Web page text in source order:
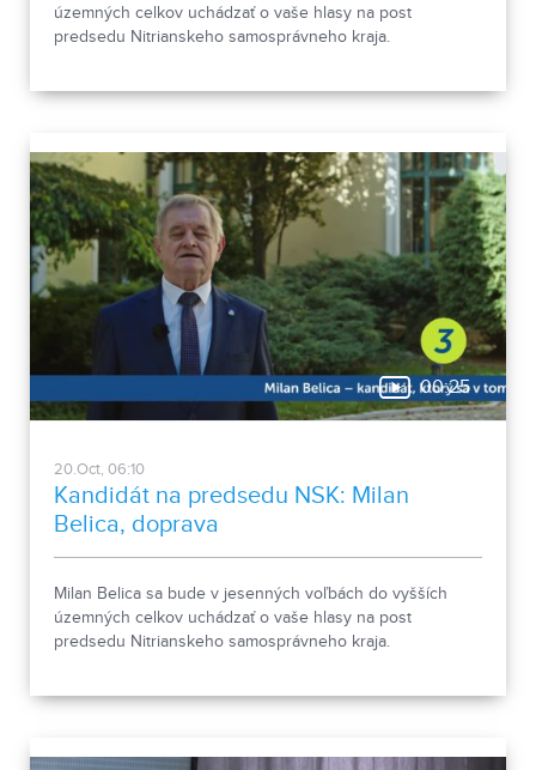
územných celkov uchádzať o vaše hlasy na post
predsedu Nitrianskeho samosprávneho kraja.
00:25
20.Oct, 06:10
Kandidát na predsedu NSK: Milan
Belica, doprava
Milan Belica sa bude v jesenných voľbách do vyšších
územných celkov uchádzať o vaše hlasy na post
predsedu Nitrianskeho samosprávneho kraja.